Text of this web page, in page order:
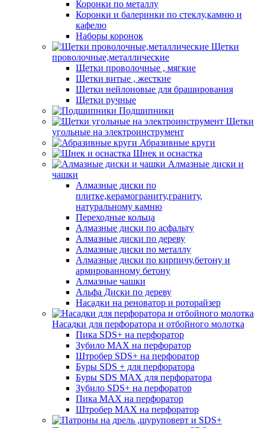
Коронки по металлу
Коронки и балеринки по стеклу,камню и
кафелю
Наборы коронок
Щетки
проволочные,металлические
Щетки проволочные , мягкие
Щетки витые , жесткие
Щетки нейлоновые для браширования
Щетки ручные
Подшипники
Щетки
угольные на электроинструмент
Абразивные круги
Шнек и оснастка
Алмазные диски и
чашки
Алмазные диски по
плитке,керамограниту,граниту,
натуральному камню
Переходные кольца
Алмазные диски по асфальту
Алмазные диски по дереву
Алмазные диски по металлу
Алмазные диски по кирпичу,бетону и
армированному бетону
Алмазные чашки
Альфа Диски по дереву
Насадки на реноватор и роторайзер
Насадки для перфоратора и отбойного молотка
Пика SDS+ на перфоратор
Зубило MAX на перфоратор
Штробер SDS+ на перфоратор
Буры SDS + для перфоратора
Буры SDS MAX для перфоратора
Зубило SDS+ на перфоратор
Пика MAX на перфоратор
Штробер MAX на перфоратор